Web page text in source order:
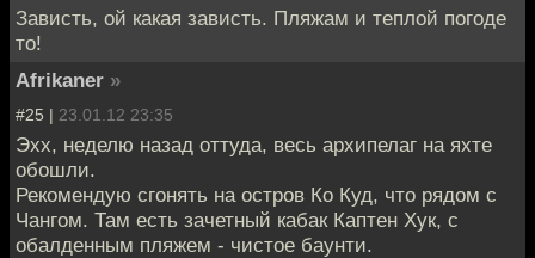
Зависть, ой какая зависть. Пляжам и теплой погоде
то!
Afrikaner »
#25 | 23.01.12 23:35
Эхх, неделю назад оттуда, весь архипелаг на яхте
обошли.
Рекомендую сгонять на остров Ко Куд, что рядом с
Чангом. Там есть зачетный кабак Каптен Хук, с
обалденным пляжем - чистое баунти.